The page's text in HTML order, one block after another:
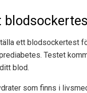
ett blodsockertest
Testet
blod.
som finns i